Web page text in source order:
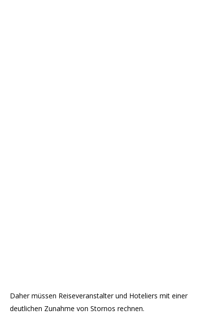
Daher müssen Reiseveranstalter und Hoteliers mit einer
deutlichen Zunahme von Stornos rechnen.